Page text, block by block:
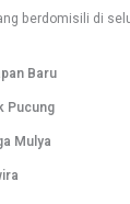
berdomisili di
Baru
Pucung
Mulya